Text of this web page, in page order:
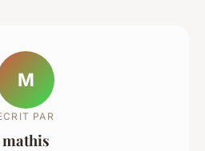
M
PAR
mathis